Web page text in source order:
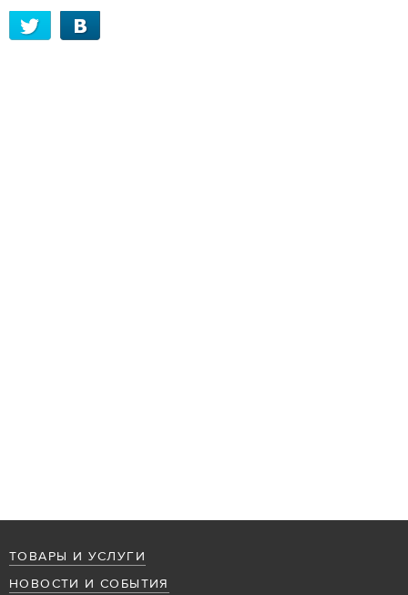
ТОВАРЫ И УСЛУГИ
НОВОСТИ И СОБЫТИЯ